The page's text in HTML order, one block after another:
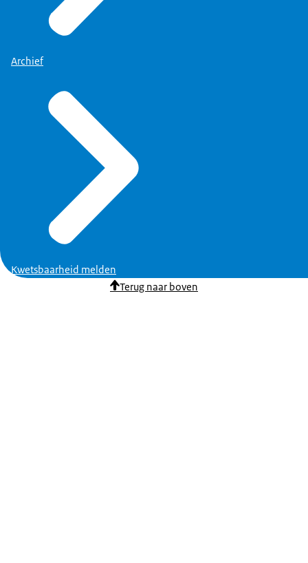
Archief
Kwetsbaarheid melden
Terug naar boven